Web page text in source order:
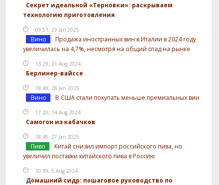
Секрет идеальной «Терновки»: раскрываем
технологию приготовления
09:51, 29 Jan 2025
Вино
Продажа иностранных вин в Италии в 2024 году
увеличилась на 4,7%, несмотря на общий спад на рынке
13:29, 21 Aug 2024
Берлинер-вайссе
18:49, 28 Jan 2025
Вино В США стали покупать меньше премиальных вин
17:20, 14 Aug 2024
Самогон из кабачков
18:45, 27 Jan 2025
Пиво
Китай снизил импорт российского пива, но
увеличил поставки китайского пива в Россию
10:39, 5 Aug 2024
Домашний сидр: пошаговое руководство по